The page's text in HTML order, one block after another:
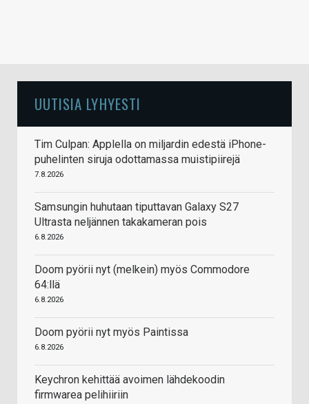
UUTISIA LYHYESTI
Tim Culpan: Applella on miljardin edestä iPhone-
puhelinten siruja odottamassa muistipiirejä
7.8.2026
Samsungin huhutaan tiputtavan Galaxy S27
Ultrasta neljännen takakameran pois
6.8.2026
Doom pyörii nyt (melkein) myös Commodore
64:llä
6.8.2026
Doom pyörii nyt myös Paintissa
6.8.2026
Keychron kehittää avoimen lähdekoodin
firmwarea pelihiiriin